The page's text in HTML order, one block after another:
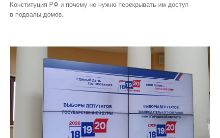
Конституция РФ и почему не нужно перекрывать им доступ
в подвалы домов.